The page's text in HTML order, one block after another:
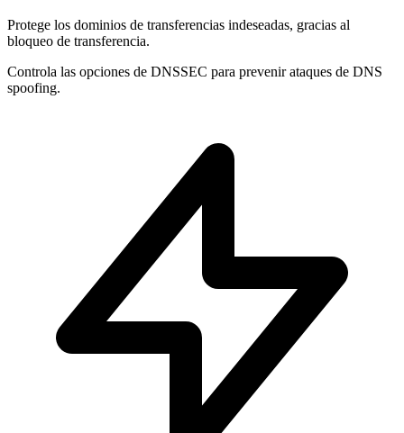
Protege los dominios de transferencias indeseadas, gracias al
bloqueo de transferencia.
Controla las opciones de DNSSEC para prevenir ataques de DNS
spoofing.